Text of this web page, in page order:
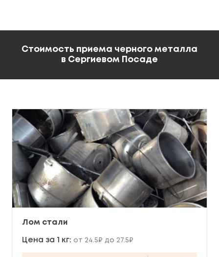
Стоимость приема черного металла
в Сергиевом Посаде
Лом стали
Цена за 1 кг: от 24.5₽ до 27.5₽